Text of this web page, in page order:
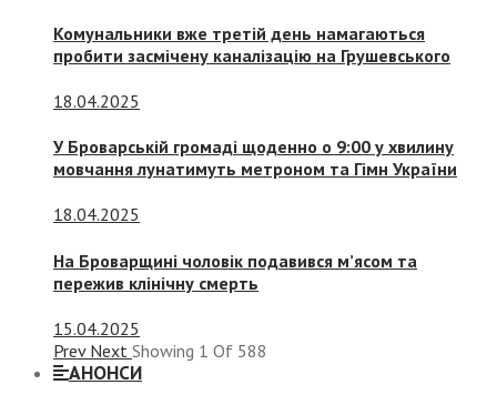
Комунальники вже третій день намагаються
пробити засмічену каналізацію на Грушевського
18.04.2025
У Броварській громаді щоденно о 9:00 у хвилину
мовчання лунатимуть метроном та Гімн України
18.04.2025
На Броварщині чоловік подавився м’ясом та
пережив клінічну смерть
15.04.2025
Prev Next Showing 1 Of 588
АНОНСИ